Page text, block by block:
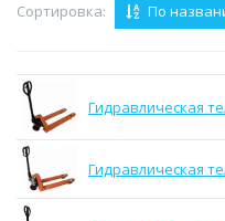
Сортировка: По
Гидравлическая
Гидравлическая